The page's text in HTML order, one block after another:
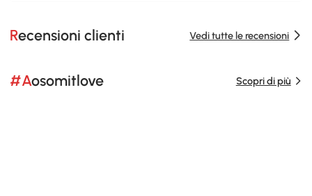
Recensioni clienti Vedi tutte le recensioni
#Aosomitlove Scopri di più